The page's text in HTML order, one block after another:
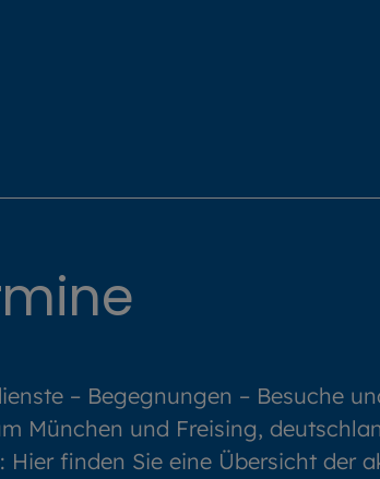
– Begegnungen – Besuche
München und Freising,
Hier finden Sie eine Übersicht der